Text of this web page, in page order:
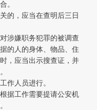
。
，应当在查明后三日
嫌职务犯罪的被调查
的人的身体、物品、住
，应当出示搜查证，并
人员进行。
工作需要提请公安机